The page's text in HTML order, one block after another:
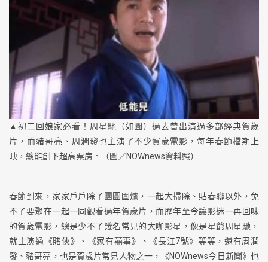
▲初二回娘家必看！周星馳（如圖）過去曾出演過多部經典賀歲
片，而豬哥亮、周潤發也主演了不少賀歲電影，每年春節檔期上
映，總能創下超高票房。（圖／NOWnews資料照）
春節到來，家家戶戶除了團圓圍爐，一起大掃除、貼春聯以外，免
不了要聚在一起一同觀看過年賀歲片，而歷年至今讓影迷一再回味
的賀歲電影，總是少不了幾名常見的大咖影星，像是星爺周星馳，
就主演過《賭俠》、《家有囍事》、《長江7號》等等，還有周潤
發、豬哥亮，也是賀歲片常見人物之一，《NOWnews今日新聞》也